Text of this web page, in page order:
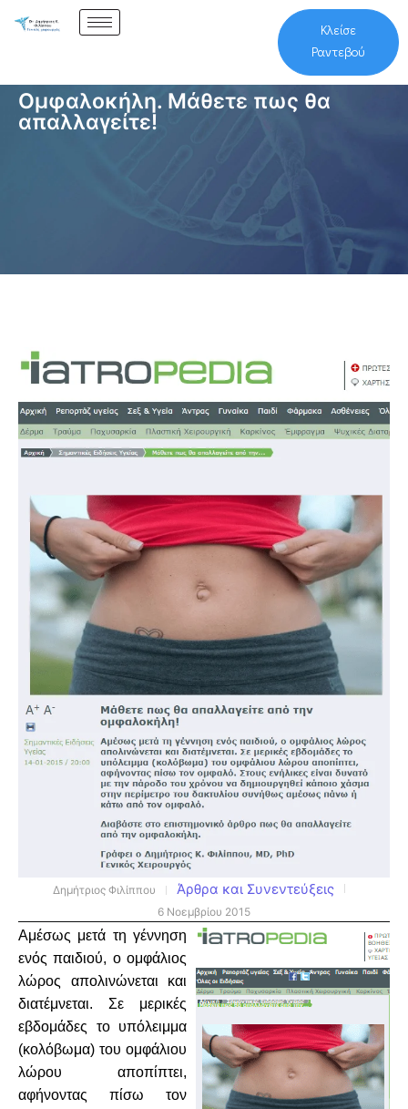
Κλείσε
Ραντεβού
Ομφαλοκήλη. Μάθετε πως θα
απαλλαγείτε!
Δημήτριος Φιλίππου Άρθρα και Συνεντεύξεις
6 Νοεμβρίου 2015
Αμέσως μετά τη γέννηση
ενός παιδιού, ο ομφάλιος
λώρος απολινώνεται και
διατέμνεται. Σε μερικές
εβδομάδες το υπόλειμμα
(κολόβωμα) του ομφάλιου
λώρου αποπίπτει,
αφήνοντας πίσω τον